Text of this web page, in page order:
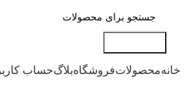
خانهمحصولاتفروشگاهبلاگحساب